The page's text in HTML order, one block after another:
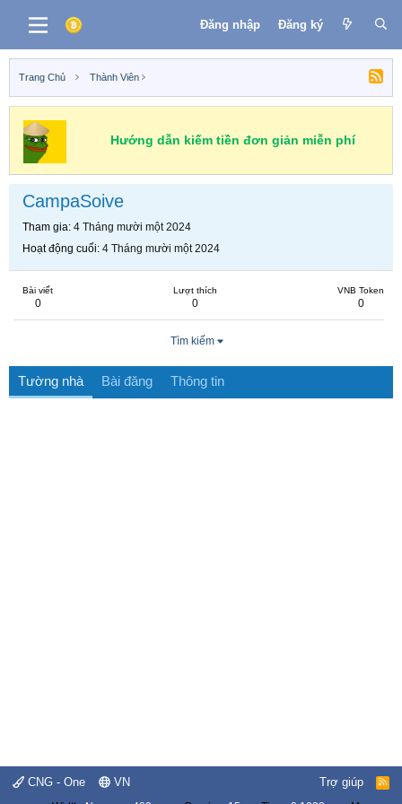
Đăng nhập Đăng ký
Trang Chủ Thành Viên
Hướng dẫn kiếm tiền đơn giản miễn phí
CampaSoive
Tham gia 4 Tháng mười một 2024
Hoạt động cuối 4 Tháng mười một 2024
Bài viết
0
Lượt thích
0
VNB Token
0
Tìm kiếm
Tường nhà Bài đăng Thông tin
CNG - One VN Trợ giúp
R